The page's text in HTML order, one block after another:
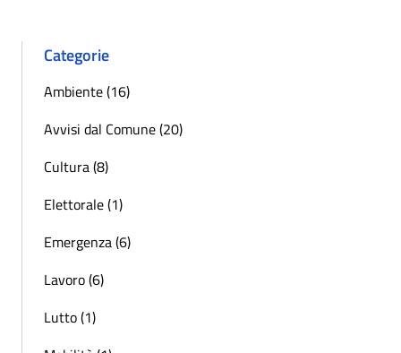
Categorie
Ambiente (16)
Avvisi dal Comune (20)
Cultura (8)
Elettorale (1)
Emergenza (6)
Lavoro (6)
Lutto (1)